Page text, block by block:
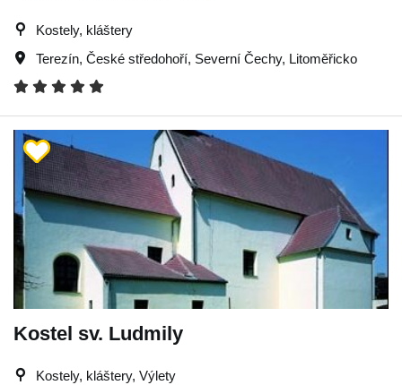
Kostely, kláštery
Terezín, České středohoří, Severní Čechy, Litoměřicko
Kostel sv. Ludmily
Kostely, kláštery, Výlety